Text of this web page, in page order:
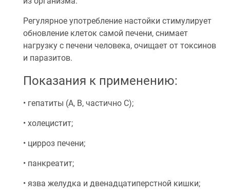
Регулярное употребление настойки стимулирует
обновление клеток самой печени, снимает
нагрузку с печени человека, очищает от токсинов
и паразитов.
Показания к применению:
• гепатиты (А, В, частично С);
• холецистит;
• цирроз печени;
• панкреатит;
• язва желудка и двенадцатиперстной кишки;